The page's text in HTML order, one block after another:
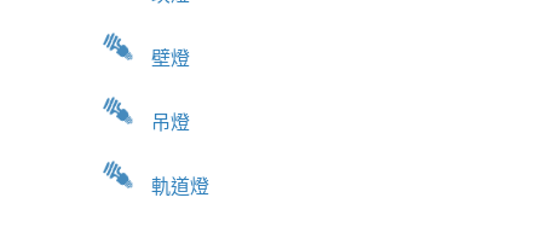
壁燈
吊燈
軌道燈